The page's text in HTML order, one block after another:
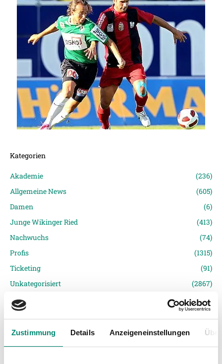
Zustimmung Details Anzeigeneinstellungen
Kategorien
Akademie
(236)
Allgemeine News
(605)
Damen
(6)
Junge Wikinger Ried
(413)
Nachwuchs
(74)
Profis
(1315)
Ticketing
(91)
Unkategorisiert
(2867)